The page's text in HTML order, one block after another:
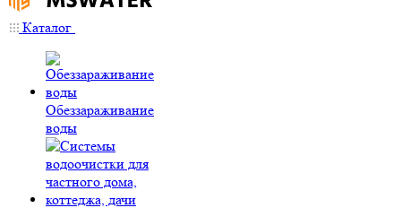
Каталог
Обеззараживание
воды